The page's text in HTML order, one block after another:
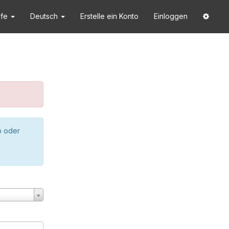
Deutsch Erstelle ein Konto Einloggen
oder